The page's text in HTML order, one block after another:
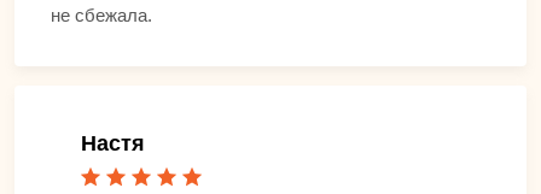
не сбежала.
Настя